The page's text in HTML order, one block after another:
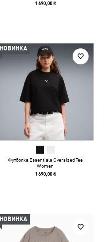
1 690,00 ₴
НОВИНКА
Футболка Essentials Oversized Tee
Women
1 690,00 ₴
НОВИНКА